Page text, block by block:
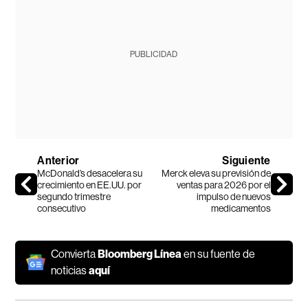
PUBLICIDAD
Anterior
McDonald’s desacelera su
crecimiento en EE.UU. por
segundo trimestre
consecutivo
Siguiente
Merck eleva su previsión de
ventas para 2026 por el
impulso de nuevos
medicamentos
ConviertaBloomberg Línea en su fuente de
noticiasaquí